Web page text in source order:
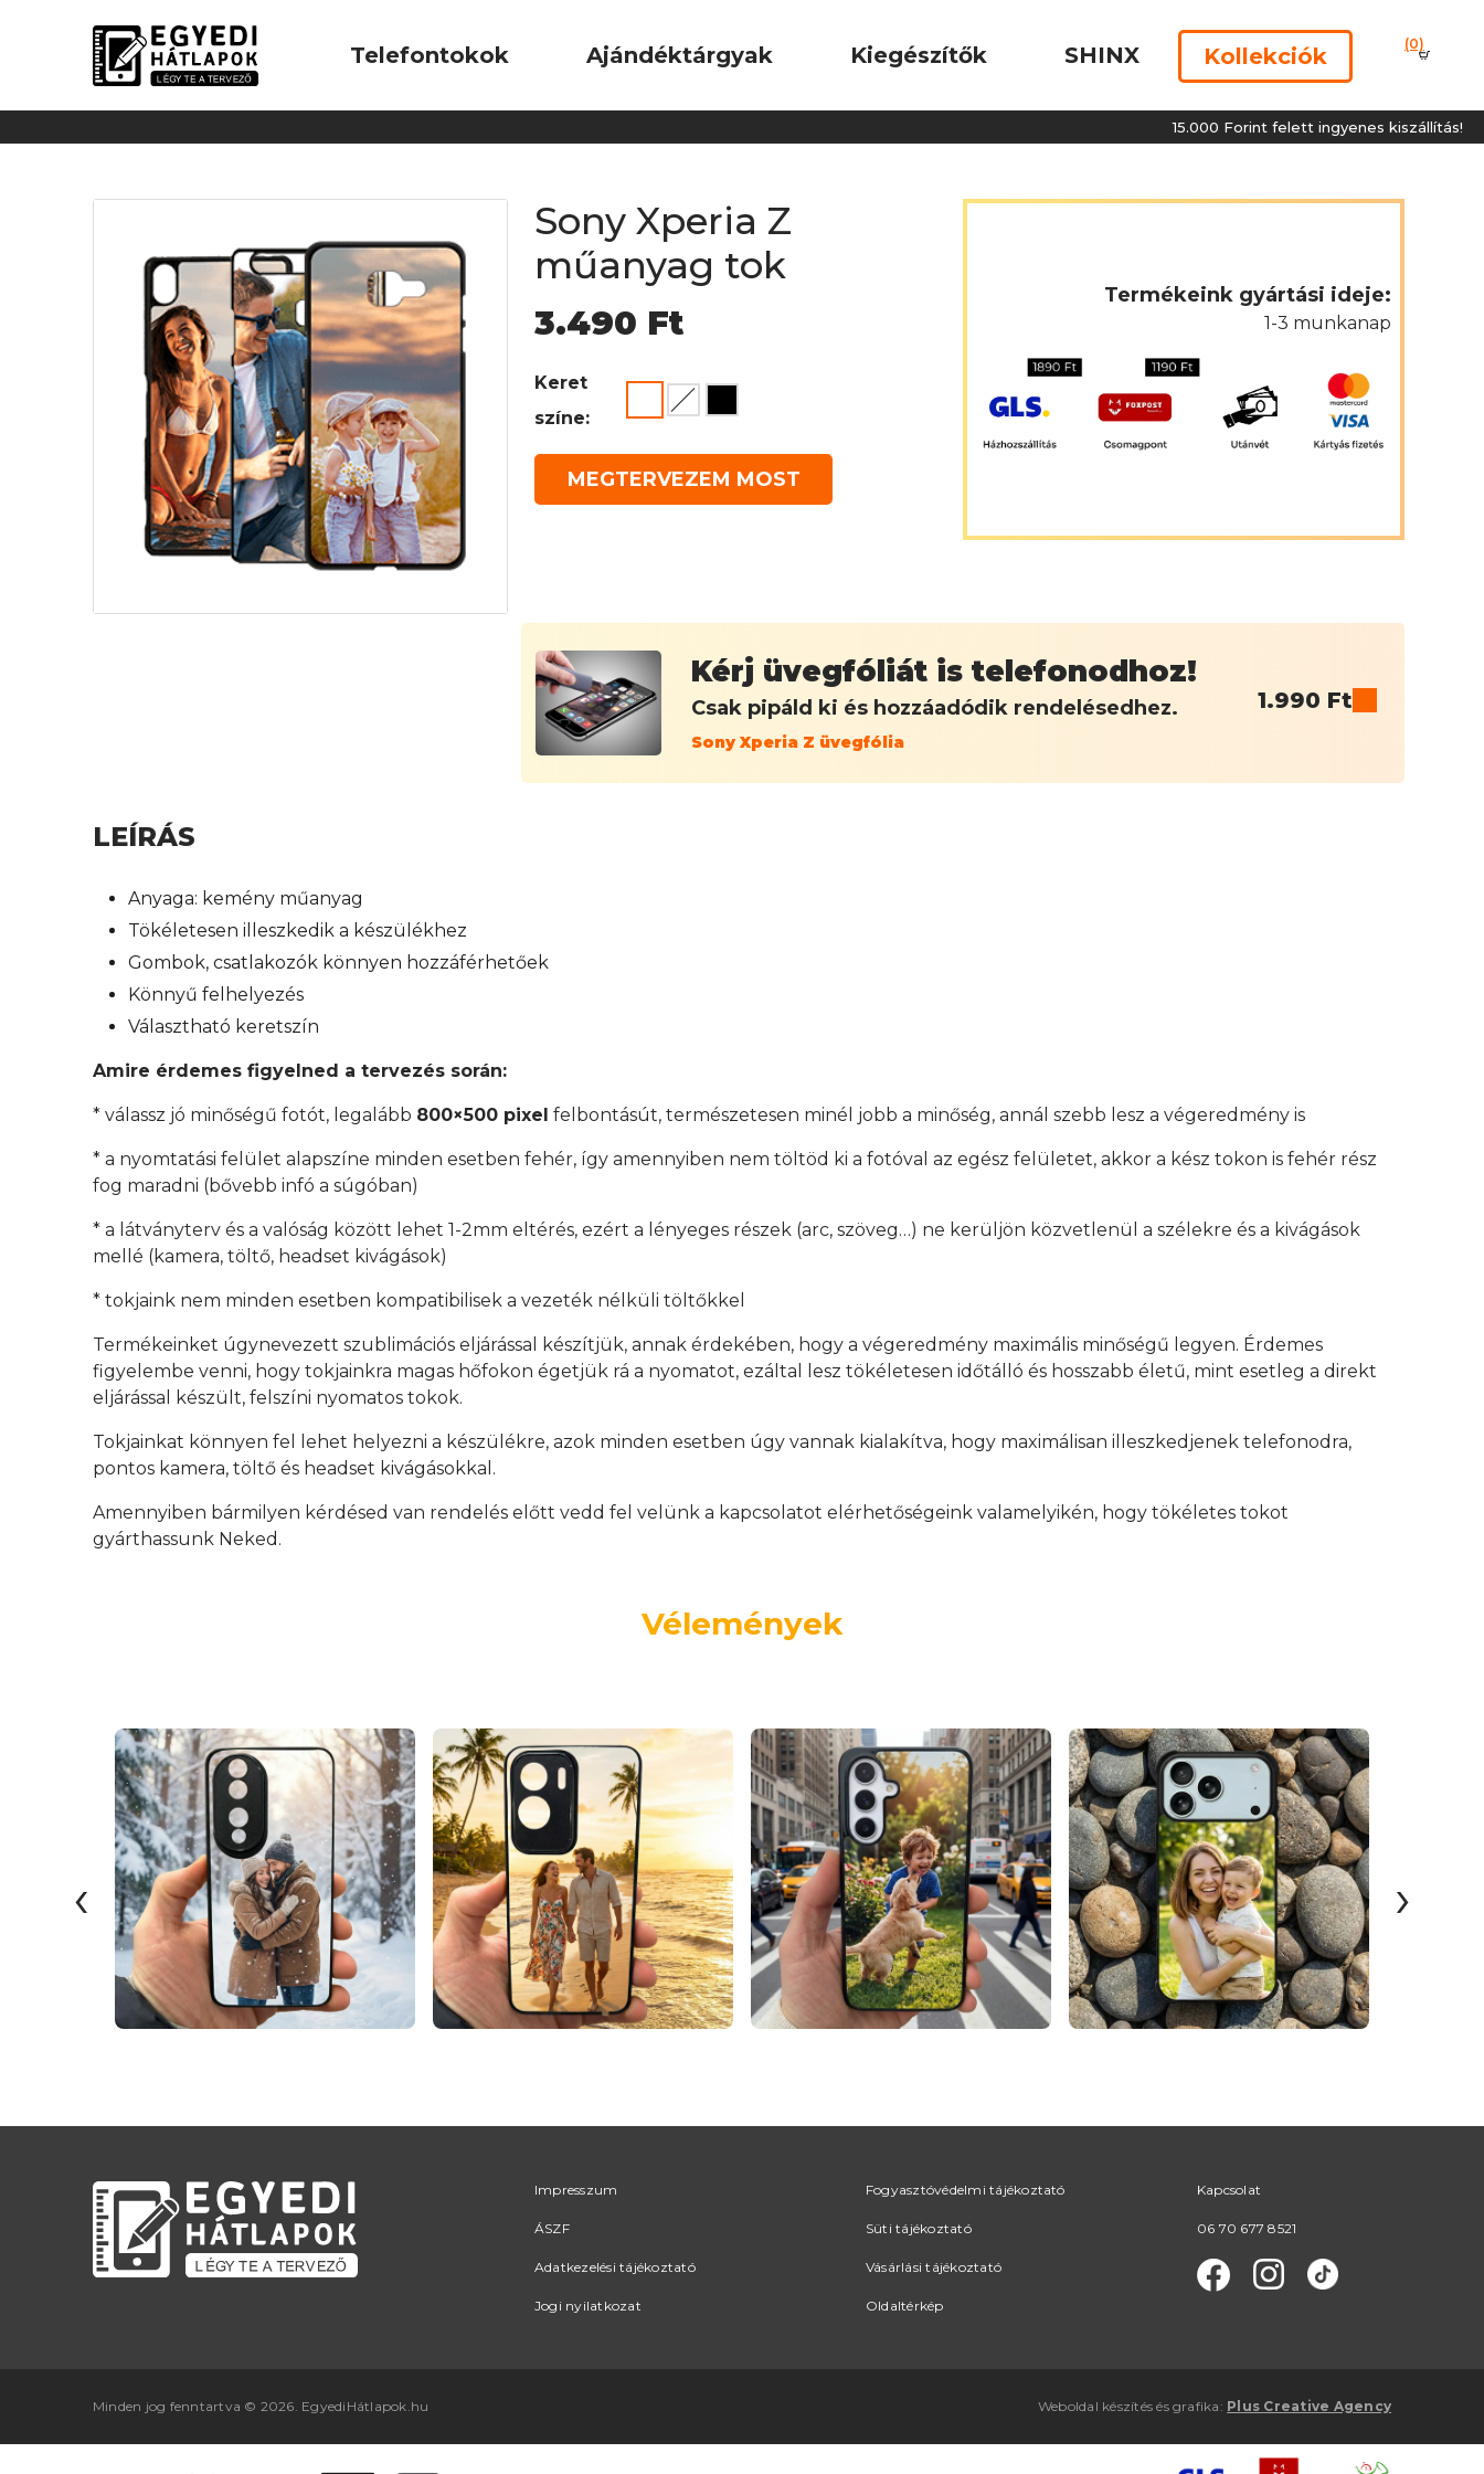
Telefontokok Ajándéktárgyak Kiegészítők SHINX Kollekciók (0)
15.000 Forint felett ingyenes kiszállítás!
Sony Xperia Z
műanyag tok
3.490 Ft
Keret
színe:
MEGTERVEZEM MOST
Termékeink gyártási ideje:
1-3 munkanap
Kérj üvegfóliát is telefonodhoz!
Csak pipáld ki és hozzáadódik rendelésedhez.
Sony Xperia Z üvegfólia
1.990 Ft
LEÍRÁS
Anyaga: kemény műanyag
Tökéletesen illeszkedik a készülékhez
Gombok, csatlakozók könnyen hozzáférhetőek
Könnyű felhelyezés
Választható keretszín
Amire érdemes figyelned a tervezés során:
* válassz jó minőségű fotót, legalább 800×500 pixel felbontásút, természetesen minél jobb a minőség, annál szebb lesz a végeredmény is
* a nyomtatási felület alapszíne minden esetben fehér, így amennyiben nem töltöd ki a fotóval az egész felületet, akkor a kész tokon is fehér rész
fog maradni (bővebb infó a súgóban)
* a látványterv és a valóság között lehet 1-2mm eltérés, ezért a lényeges részek (arc, szöveg…) ne kerüljön közvetlenül a szélekre és a kivágások
mellé (kamera, töltő, headset kivágások)
* tokjaink nem minden esetben kompatibilisek a vezeték nélküli töltőkkel
Termékeinket úgynevezett szublimációs eljárással készítjük, annak érdekében, hogy a végeredmény maximális minőségű legyen. Érdemes
figyelembe venni, hogy tokjainkra magas hőfokon égetjük rá a nyomatot, ezáltal lesz tökéletesen időtálló és hosszabb életű, mint esetleg a direkt
eljárással készült, felszíni nyomatos tokok.
Tokjainkat könnyen fel lehet helyezni a készülékre, azok minden esetben úgy vannak kialakítva, hogy maximálisan illeszkedjenek telefonodra,
pontos kamera, töltő és headset kivágásokkal.
Amennyiben bármilyen kérdésed van rendelés előtt vedd fel velünk a kapcsolatot elérhetőségeink valamelyikén, hogy tökéletes tokot
gyárthassunk Neked.
Vélemények
‹ ›
Impresszum
ÁSZF
Adatkezelési tájékoztató
Jogi nyilatkozat
Fogyasztóvédelmi tájékoztató
Süti tájékoztató
Vásárlási tájékoztató
Oldaltérkép
Kapcsolat
06 70 677 8521
Minden jog fenntartva © 2026. EgyediHátlapok.hu Weboldal készítés ésgrafika : Plus Creative Agency